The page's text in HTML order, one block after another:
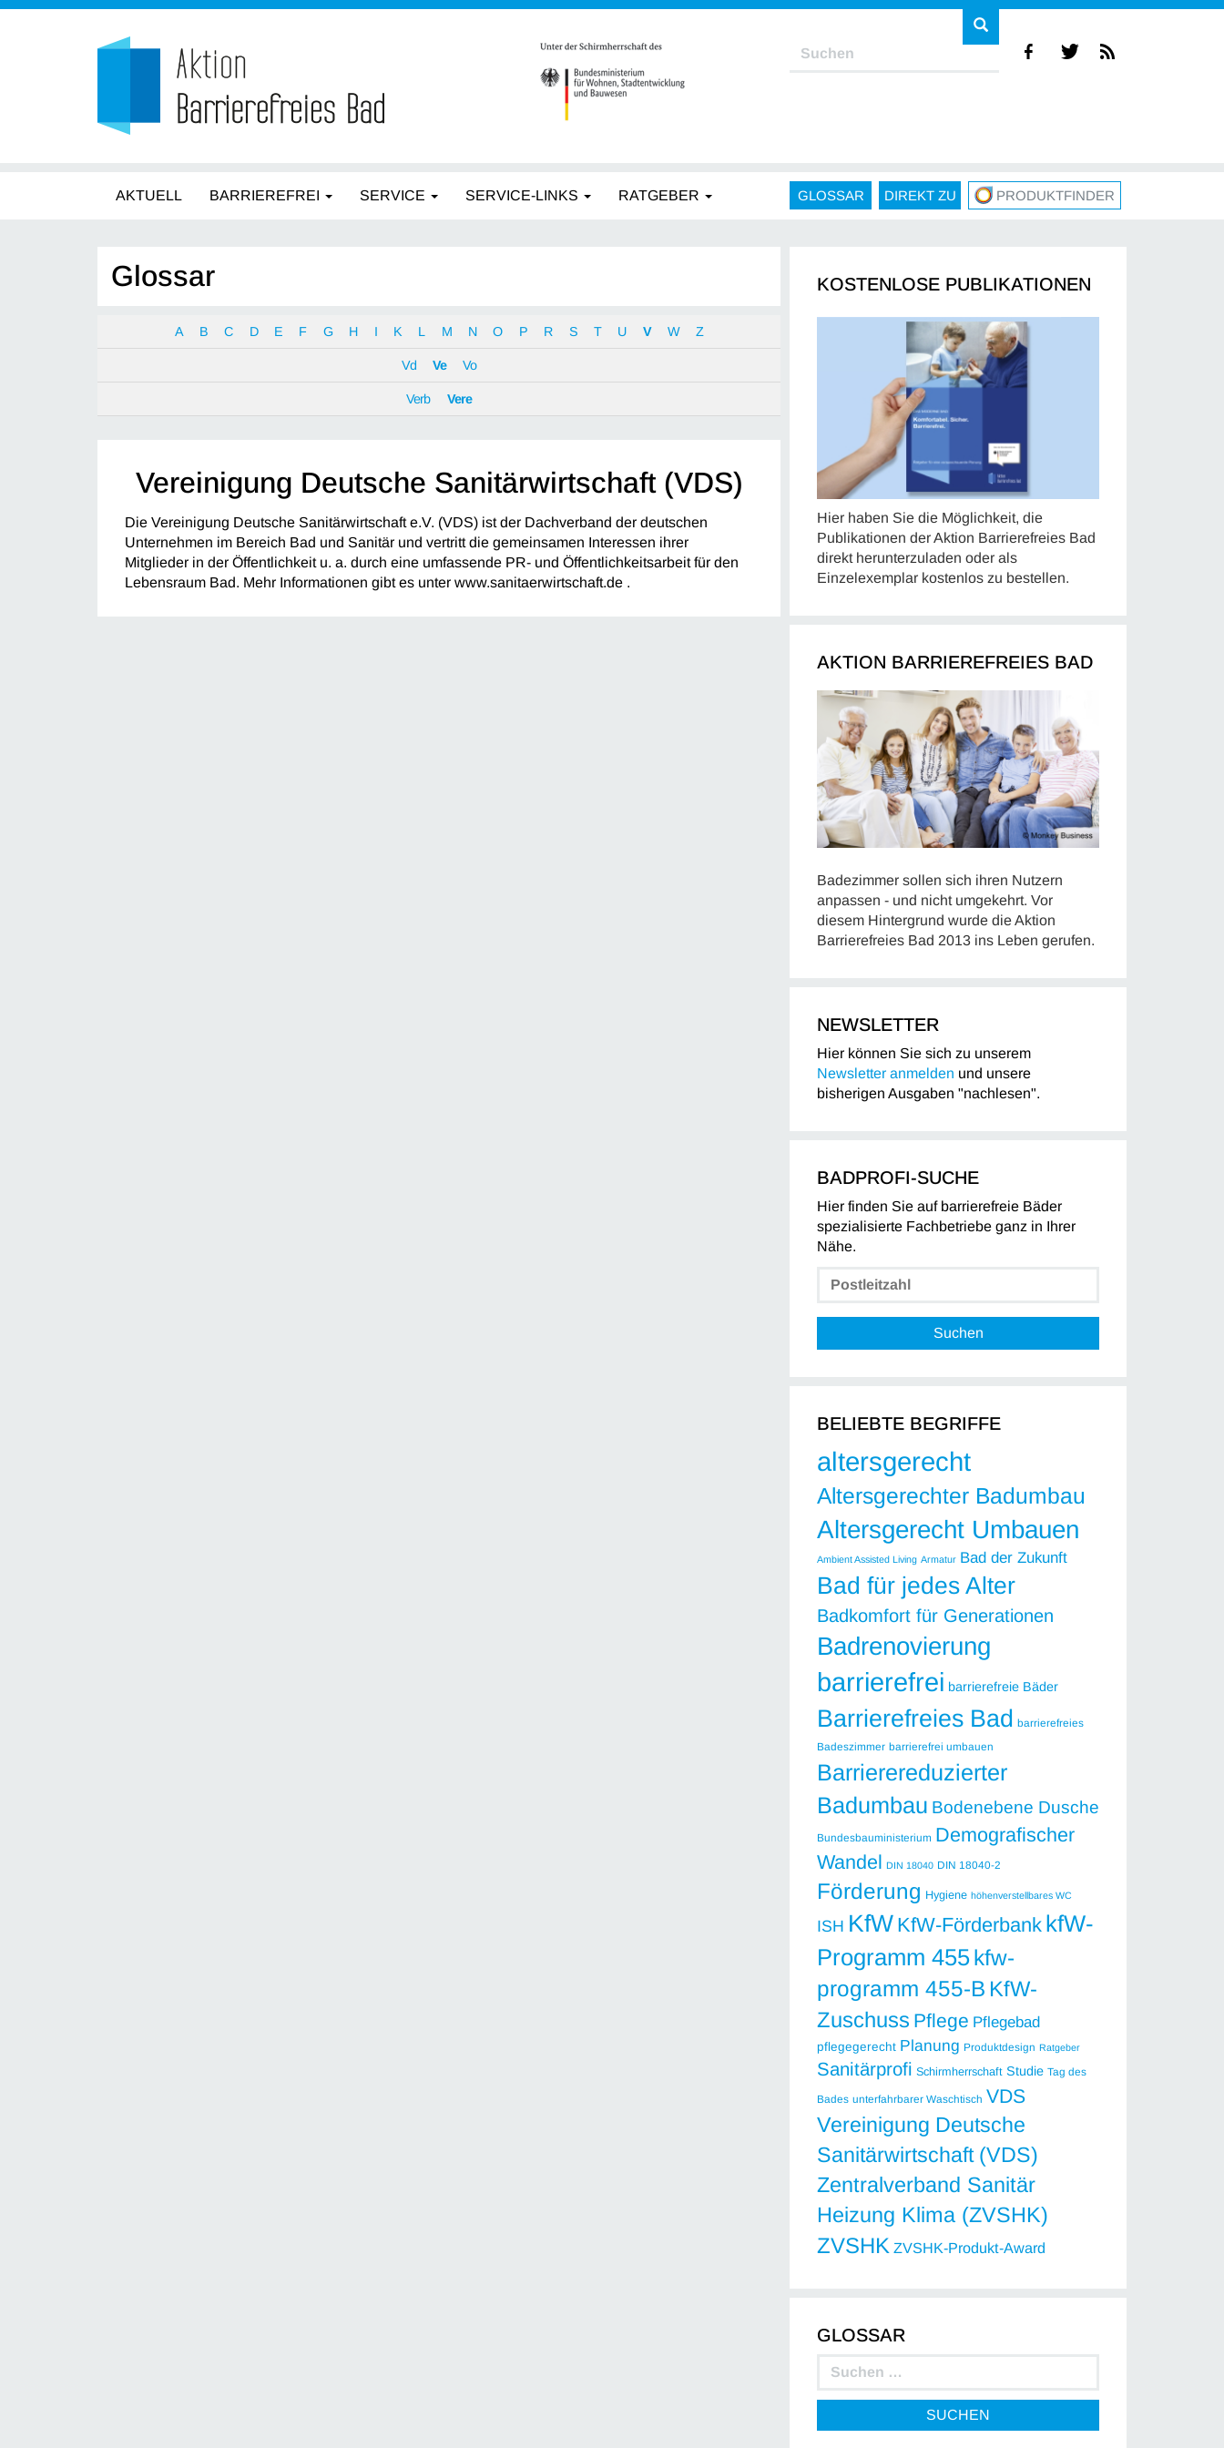
AKTUELL BARRIEREFREI SERVICE SERVICE-LINKS RATGEBER GLOSSAR DIREKT ZU PRODUKTFINDER
Glossar
A B C D E F G H I K L M N O P R S T U V W Z
Vd Ve Vo
Verb Vere
Vereinigung Deutsche Sanitärwirtschaft (VDS)
Die Vereinigung Deutsche Sanitärwirtschaft e.V. (VDS) ist der Dachverband der deutschen
Unternehmen im Bereich Bad und Sanitär und vertritt die gemeinsamen Interessen ihrer
Mitglieder in der Öffentlichkeit u. a. durch eine umfassende PR- und Öffentlichkeitsarbeit für den
Lebensraum Bad. Mehr Informationen gibt es unter www.sanitaerwirtschaft.de .
KOSTENLOSE PUBLIKATIONEN
Hier haben Sie die Möglichkeit, die
Publikationen der Aktion Barrierefreies Bad
direkt herunterzuladen oder als
Einzelexemplar kostenlos zu bestellen.
AKTION BARRIEREFREIES BAD
Badezimmer sollen sich ihren Nutzern
anpassen - und nicht umgekehrt. Vor
diesem Hintergrund wurde die Aktion
Barrierefreies Bad 2013 ins Leben gerufen.
NEWSLETTER
Hier können Sie sich zu unserem
Newsletter anmelden und unsere
bisherigen Ausgaben "nachlesen".
BADPROFI-SUCHE
Hier finden Sie auf barrierefreie Bäder
spezialisierte Fachbetriebe ganz in Ihrer
Nähe.
Suchen
BELIEBTE BEGRIFFE
altersgerecht
Altersgerechter Badumbau
Altersgerecht Umbauen
Ambient Assisted Living Armatur Bad der Zukunft
Bad für jedes Alter
Badkomfort für Generationen
Badrenovierung
barrierefrei barrierefreie Bäder
Barrierefreies Bad barrierefreies
Badeszimmer barrierefrei umbauen
Barrierereduzierter
Badumbau Bodenebene Dusche
Bundesbauministerium Demografischer
Wandel DIN 18040 DIN 18040-2
Förderung Hygiene höhenverstellbares WC
ISH KfW KfW-Förderbank kfW-
Programm 455kfw-
programm 455-B KfW-
Zuschuss Pflege Pflegebad
pflegegerecht Planung Produktdesign Ratgeber
Sanitärprofi Schirmherrschaft Studie Tag des
Bades unterfahrbarer Waschtisch VDS
Vereinigung Deutsche
Sanitärwirtschaft (VDS)
Zentralverband Sanitär
Heizung Klima (ZVSHK)
ZVSHK ZVSHK-Produkt-Award
GLOSSAR
SUCHEN